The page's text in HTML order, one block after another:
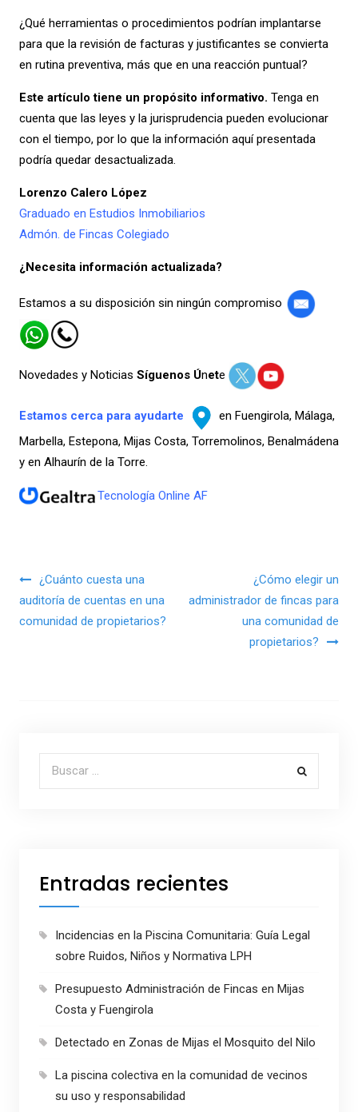
¿Qué herramientas o procedimientos podrían implantarse
para que la revisión de facturas y justificantes se convierta
en rutina preventiva, más que en una reacción puntual?
Este artículo tiene un propósito informativo. Tenga en
cuenta que las leyes y la jurisprudencia pueden evolucionar
con el tiempo, por lo que la información aquí presentada
podría quedar desactualizada.
Lorenzo Calero López
Graduado en Estudios Inmobiliarios
Admón. de Fincas Colegiado
¿Necesita información actualizada?
Estamos a su disposición sin ningún compromiso
Novedades y Noticias Síguenos Únete
Estamos cerca para ayudarte
en Fuengirola, Málaga,
Marbella, Estepona, Mijas Costa, Torremolinos, Benalmádena
y en Alhaurín de la Torre.
Tecnología Online AF
Navegación de entradas
¿Cuánto cuesta una
auditoría de cuentas en una
comunidad de propietarios?
¿Cómo elegir un
administrador de fincas para
una comunidad de
propietarios?
Buscar por:
Entradas recientes
Incidencias en la Piscina Comunitaria: Guía Legal
sobre Ruidos, Niños y Normativa LPH
Presupuesto Administración de Fincas en Mijas
Costa y Fuengirola
Detectado en Zonas de Mijas el Mosquito del Nilo
La piscina colectiva en la comunidad de vecinos
su uso y responsabilidad